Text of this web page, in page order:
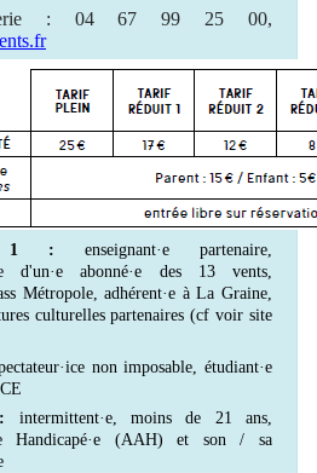
: 04 67 99 25 00,
1 : enseignant·e partenaire,
d'un·e abonné·e des 13 vents,
Métropole, adhérent·e à La Graine,
culturelles partenaires (cf voir site
non imposable, étudiant·e
intermittent·e, moins de 21 ans,
Handicapé·e (AAH) et son / sa